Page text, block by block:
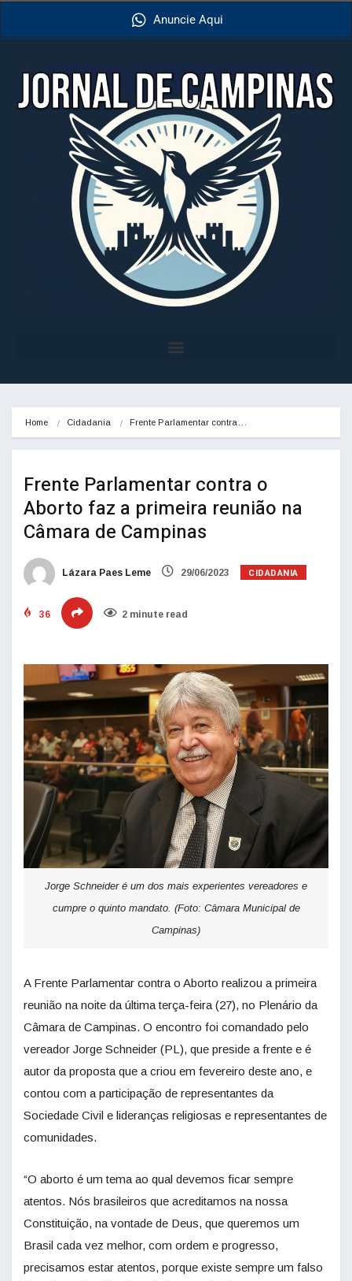
Anuncie Aqui
Home Cidadania Frente Parlamentar contra…
Frente Parlamentar contra o
Aborto faz a primeira reunião na
Câmara de Campinas
Lázara Paes Leme 29/06/2023 CIDADANIA
36 2 minute read
Jorge Schneider é um dos mais experientes vereadores e
cumpre o quinto mandato. (Foto: Câmara Municipal de
Campinas)
A Frente Parlamentar contra o Aborto realizou a primeira
reunião na noite da última terça-feira (27), no Plenário da
Câmara de Campinas. O encontro foi comandado pelo
vereador Jorge Schneider (PL), que preside a frente e é
autor da proposta que a criou em fevereiro deste ano, e
contou com a participação de representantes da
Sociedade Civil e lideranças religiosas e representantes de
comunidades.
“O aborto é um tema ao qual devemos ficar sempre
atentos. Nós brasileiros que acreditamos na nossa
Constituição, na vontade de Deus, que queremos um
Brasil cada vez melhor, com ordem e progresso,
precisamos estar atentos, porque existe sempre um falso